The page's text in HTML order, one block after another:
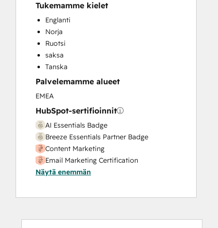
Website Development
Website Migration
Tukemamme kielet
Englanti
Norja
Ruotsi
saksa
Tanska
Palvelemamme alueet
EMEA
HubSpot-sertifioinnit
AI Essentials Badge
Breeze Essentials Partner Badge
Content Marketing
Email Marketing Certification
HubSpot Implementation for Partners
Certification
HubSpot Sales Hub Software
Näytä enemmän